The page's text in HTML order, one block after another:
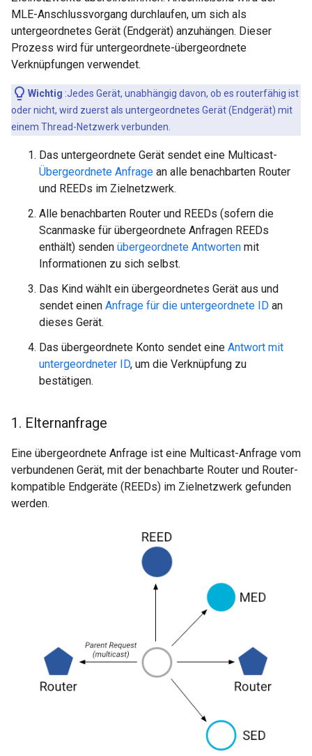
MLE-Anschlussvorgang durchlaufen, um sich als
untergeordnetes Gerät (Endgerät) anzuhängen. Dieser
Prozess wird für untergeordnete-übergeordnete
Verknüpfungen verwendet.
Wichtig :Jedes Gerät, unabhängig davon, ob es routerfähig ist
oder nicht, wird zuerst als untergeordnetes Gerät (Endgerät) mit
einem Thread-Netzwerk verbunden.
Das untergeordnete Gerät sendet eine Multicast-
Übergeordnete Anfrage an alle benachbarten Router
und REEDs im Zielnetzwerk.
Alle benachbarten Router und REEDs (sofern die
Scanmaske für übergeordnete Anfragen REEDs
enthält) senden übergeordnete Antworten mit
Informationen zu sich selbst.
Das Kind wählt ein übergeordnetes Gerät aus und
sendet einen Anfrage für die untergeordnete ID an
dieses Gerät.
Das übergeordnete Konto sendet eine Antwort mit
untergeordneter ID, um die Verknüpfung zu
bestätigen.
1 . Elternanfrage
Eine übergeordnete Anfrage ist eine Multicast-Anfrage vom
verbundenen Gerät, mit der benachbarte Router und Router-
kompatible Endgeräte (REEDs) im Zielnetzwerk gefunden
werden.